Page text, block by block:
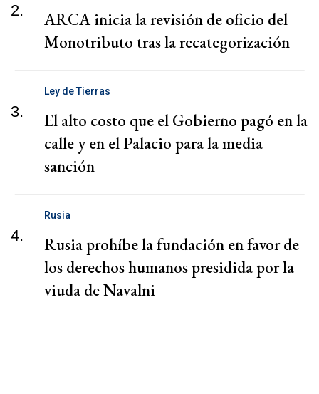
2.
ARCA inicia la revisión de oficio del
Monotributo tras la recategorización
3.
Ley de Tierras
El alto costo que el Gobierno pagó en la
calle y en el Palacio para la media
sanción
4.
Rusia
Rusia prohíbe la fundación en favor de
los derechos humanos presidida por la
viuda de Navalni